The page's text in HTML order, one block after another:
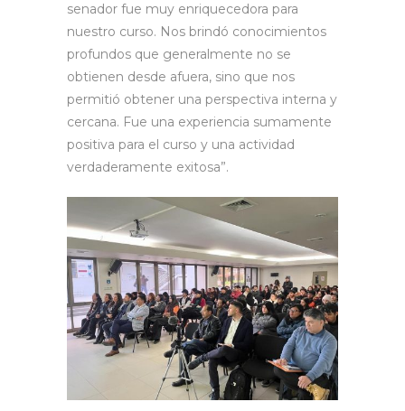
senador fue muy enriquecedora para
nuestro curso. Nos brindó conocimientos
profundos que generalmente no se
obtienen desde afuera, sino que nos
permitió obtener una perspectiva interna y
cercana. Fue una experiencia sumamente
positiva para el curso y una actividad
verdaderamente exitosa”.